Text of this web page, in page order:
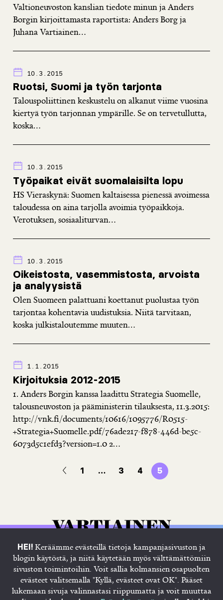
Valtioneuvoston kanslian tiedote minun ja Anders
Borgin kirjoittamasta raportista: Anders Borg ja
Juhana Vartiainen...
10.3.2015
Ruotsi, Suomi ja työn tarjonta
Talouspoliittinen keskustelu on alkanut viime vuosina
kiertyä työn tarjonnan ympärille. Se on tervetullutta,
koska...
10.3.2015
Työpaikat eivät suomalaisilta lopu
HS Vieraskynä: Suomen kaltaisessa pienessä avoimessa
taloudessa on aina tarjolla avoimia työpaikkoja.
Verotuksen, sosiaaliturvan...
10.3.2015
Oikeistosta, vasemmistosta, arvoista
ja analyysistä
Olen Suomeen palattuani koettanut puolustaa työn
tarjontaa kohentavia uudistuksia. Niitä tarvitaan,
koska julkistaloutemme muuten...
1.1.2015
Kirjoituksia 2012-2015
1. Anders Borgin kanssa laadittu Strategia Suomelle,
talousneuvoston ja pääministerin tilauksesta, 11.3.2015:
http://vnk.fi/documents/10616/1095776/R0515-
+Strategia+Suomelle.pdf/76ade217-f878-446d-be5c-
6073d5c1efd3?version=1.0 2...
1 … 3 4 5
Etusivu Juhana Blogi Tietosuojaseloste
HEI! Keräämme evästeillä tietoja kampanjasivuston ja
blogin käytöstä, ja niitä käytetään myös välttämättömiin
sivuston toimintoihin. Voit sallia kolmansien osapuolten
evästeet valitsemalla "Kyllä, evästeet ovat OK". Pääset
lukemaan sivuja valinnastasi riippumatta ja voit muuttaa